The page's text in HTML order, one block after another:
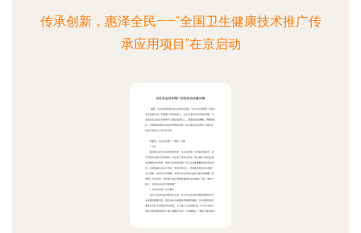
传承创新，惠泽全民——“全国卫生健康技术推广传
承应用项目”在京启动